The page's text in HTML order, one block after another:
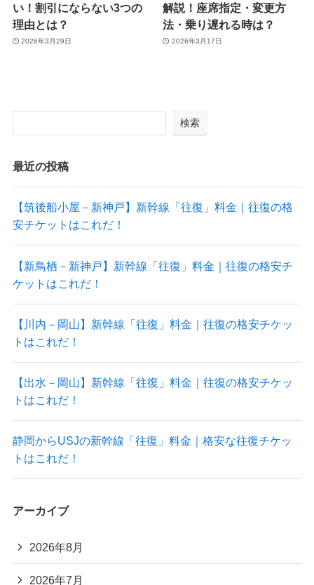
い！割引にならない3つの
理由とは？
2026年3月29日
解説！座席指定・変更方
法・乗り遅れる時は？
2026年3月17日
検索
最近の投稿
【筑後船小屋－新神戸】新幹線「往復」料金｜往復の格
安チケットはこれだ！
【新鳥栖－新神戸】新幹線「往復」料金｜往復の格安チ
ケットはこれだ！
【川内－岡山】新幹線「往復」料金｜往復の格安チケッ
トはこれだ！
【出水－岡山】新幹線「往復」料金｜往復の格安チケッ
トはこれだ！
静岡からUSJの新幹線「往復」料金｜格安な往復チケッ
トはこれだ！
アーカイブ
2026年8月
2026年7月